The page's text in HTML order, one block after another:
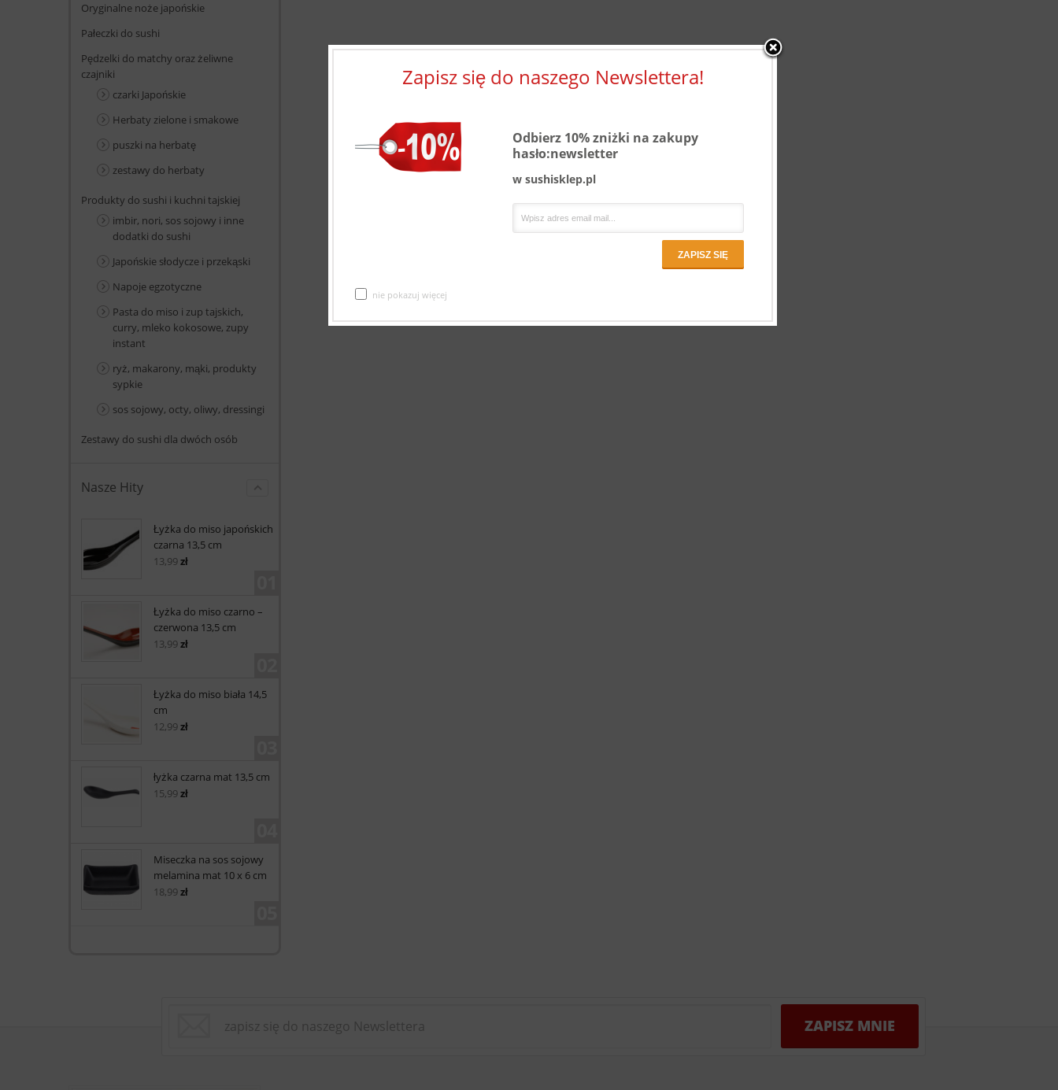
Oryginalne noże japońskie
Pałeczki do sushi
Pędzelki do matchy oraz żeliwne
czajniki
czarki Japońskie
Herbaty zielone i smakowe
puszki na herbatę
zestawy do herbaty
Produkty do sushi i kuchni tajskiej
imbir, nori, sos sojowy i inne
dodatki do sushi
Japońskie słodycze i przekąski
Napoje egzotyczne
Pasta do miso i zup tajskich,
curry, mleko kokosowe, zupy
instant
ryż, makarony, mąki, produkty
sypkie
sos sojowy, octy, oliwy, dressingi
Zestawy do sushi dla dwóch osób
Nasze Hity
Łyżka do miso japońskich
czarna 13,5 cm
13,99zł
Łyżka do miso czarno –
czerwona 13,5 cm
13,99zł
Łyżka do miso biała 14,5
cm
12,99zł
łyżka czarna mat 13,5 cm
15,99zł
Miseczka na sos sojowy
melamina mat 10 x 6 cm
18,99zł
Zapisz się do naszego Newslettera!
Odbierz 10% zniżki na zakupy
hasło:newsletter
w sushisklep.pl
nie pokazuj więcej